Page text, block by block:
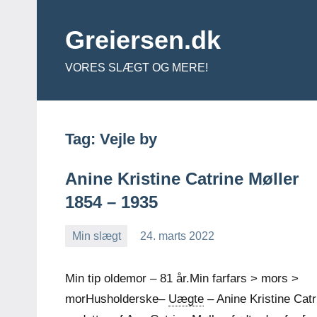
indholdGreiersen.dk
VORES SLÆGT OG MERE!
Tag: Vejle by
Anine Kristine Catrine Møller
1854 – 1935
Min slægt
24. marts 2022
Min tip oldemor – 81 år.Min farfars > mors >
morHusholderske– Uægte – Anine Kristine